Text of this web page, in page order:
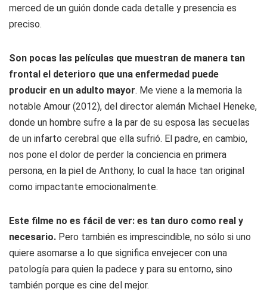
merced de un guión donde cada detalle y presencia es
preciso.
Son pocas las películas que muestran de manera tan
frontal el deterioro que una enfermedad puede
producir en un adulto mayor. Me viene a la memoria la
notable Amour (2012), del director alemán Michael Heneke,
donde un hombre sufre a la par de su esposa las secuelas
de un infarto cerebral que ella sufrió. El padre, en cambio,
nos pone el dolor de perder la conciencia en primera
persona, en la piel de Anthony, lo cual la hace tan original
como impactante emocionalmente.
Este filme no es fácil de ver: es tan duro como real y
necesario. Pero también es imprescindible, no sólo si uno
quiere asomarse a lo que significa envejecer con una
patología para quien la padece y para su entorno, sino
también porque es cine del mejor.